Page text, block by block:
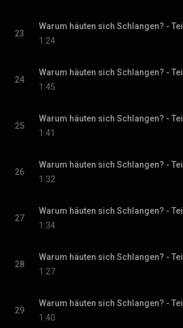
23
Warum häuten sich Schlangen? -
1:24
24
Warum häuten sich Schlangen? -
1:45
25
Warum häuten sich Schlangen? -
1:41
26
Warum häuten sich Schlangen? -
1:32
27
Warum häuten sich Schlangen? -
1:34
28
Warum häuten sich Schlangen? -
1:27
29
Warum häuten sich Schlangen? -
1:40